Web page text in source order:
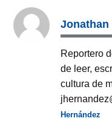
Jonathan
Reportero
de leer,
cultura de
Hernández